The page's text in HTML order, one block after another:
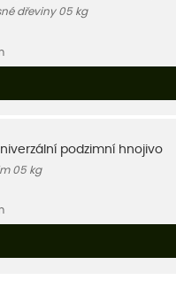
dřeviny 05 kg
podzimní hnojivo
05 kg